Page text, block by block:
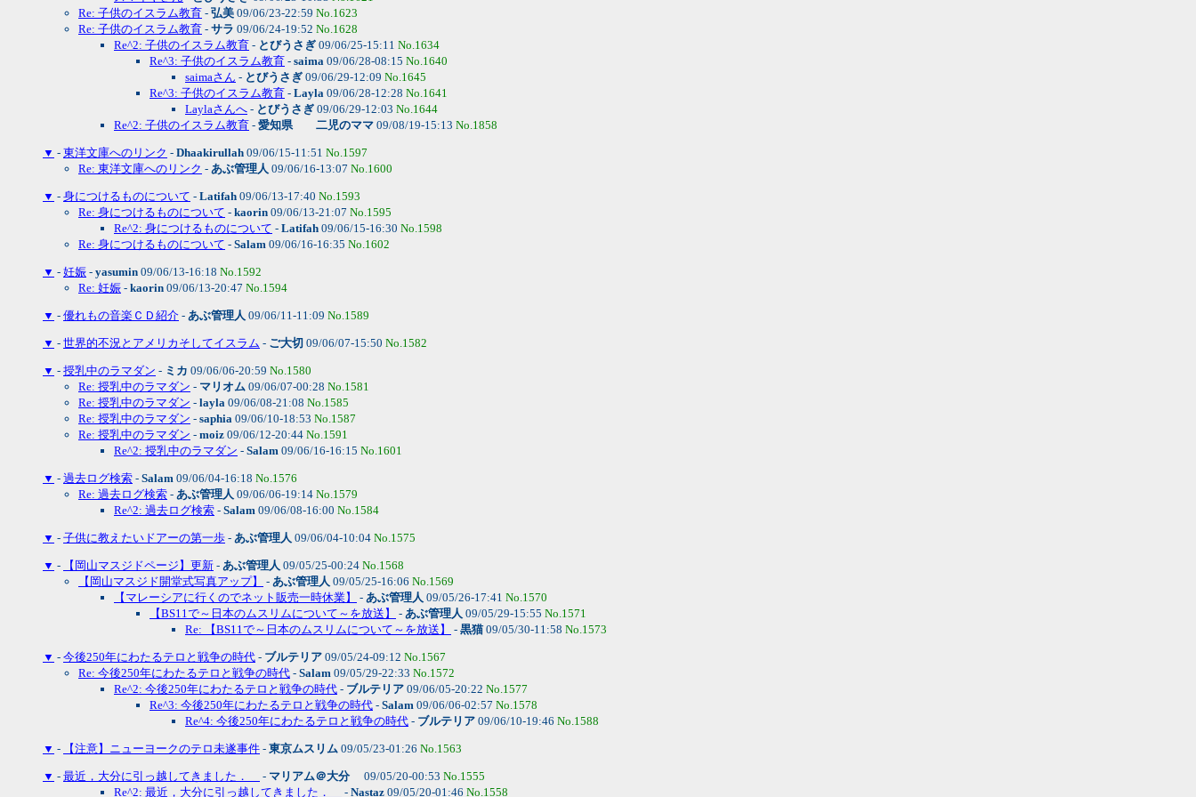
Re: 子供のイスラム教育 - 弘美 09/06/23-22:59 No.1623
Re: 子供のイスラム教育 - サラ 09/06/24-19:52 No.1628
Re^2: 子供のイスラム教育 - とびうさぎ 09/06/25-15:11 No.1634
Re^3: 子供のイスラム教育 - saima 09/06/28-08:15 No.1640
saimaさん - とびうさぎ 09/06/29-12:09 No.1645
Re^3: 子供のイスラム教育 - Layla 09/06/28-12:28 No.1641
Laylaさんへ - とびうさぎ 09/06/29-12:03 No.1644
Re^2: 子供のイスラム教育 - 愛知県 二児のママ 09/08/19-15:13 No.1858
▼ - 東洋文庫へのリンク - Dhaakirullah 09/06/15-11:51 No.1597
Re: 東洋文庫へのリンク - あぶ管理人 09/06/16-13:07 No.1600
▼ - 身につけるものについて - Latifah 09/06/13-17:40 No.1593
Re: 身につけるものについて - kaorin 09/06/13-21:07 No.1595
Re^2: 身につけるものについて - Latifah 09/06/15-16:30 No.1598
Re: 身につけるものについて - Salam 09/06/16-16:35 No.1602
▼ - 妊娠 - yasumin 09/06/13-16:18 No.1592
Re: 妊娠 - kaorin 09/06/13-20:47 No.1594
▼ - 優れもの音楽ＣＤ紹介 - あぶ管理人 09/06/11-11:09 No.1589
▼ - 世界的不況とアメリカそしてイスラム - ご大切 09/06/07-15:50 No.1582
▼ - 授乳中のラマダン - ミカ 09/06/06-20:59 No.1580
Re: 授乳中のラマダン - マリオム 09/06/07-00:28 No.1581
Re: 授乳中のラマダン - layla 09/06/08-21:08 No.1585
Re: 授乳中のラマダン - saphia 09/06/10-18:53 No.1587
Re: 授乳中のラマダン - moiz 09/06/12-20:44 No.1591
Re^2: 授乳中のラマダン - Salam 09/06/16-16:15 No.1601
▼ - 過去ログ検索 - Salam 09/06/04-16:18 No.1576
Re: 過去ログ検索 - あぶ管理人 09/06/06-19:14 No.1579
Re^2: 過去ログ検索 - Salam 09/06/08-16:00 No.1584
▼ - 子供に教えたいドアーの第一歩 - あぶ管理人 09/06/04-10:04 No.1575
▼ - 【岡山マスジドページ】更新 - あぶ管理人 09/05/25-00:24 No.1568
【岡山マスジド開堂式写真アップ】
- あぶ管理人 09/05/25-16:06 No.1569
【マレーシアに行くのでネット販売一時休業】
- あぶ管理人 09/05/26-17:41 No.1570
【BS11で～日本のムスリムについて～を放送】
- あぶ管理人 09/05/29-15:55 No.1571
Re: 【BS11で～日本のムスリムについて～を放送】
- 黒猫09/05/30-11:58 No.1573
▼ - 今後250年にわたるテロと戦争の時代 - ブルテリア 09/05/24-09:12 No.1567
Re: 今後250年にわたるテロと戦争の時代 - Salam 09/05/29-22:33 No.1572
Re^2: 今後250年にわたるテロと戦争の時代 - ブルテリア 09/06/05-20:22 No.1577
Re^3: 今後250年にわたるテロと戦争の時代 - Salam 09/06/06-02:57 No.1578
Re^4: 今後250年にわたるテロと戦争の時代 - ブルテリア 09/06/10-19:46 No.1588
▼ - 【注意】ニューヨークのテロ未遂事件 - 東京ムスリム 09/05/23-01:26 No.1563
▼ - 最近，大分に引っ越してきました． - マリアム＠大分 09/05/20-00:53 No.1555
Re^2: 最近，大分に引っ越してきました．
- Nastaz 09/05/20-01:46 No.1558